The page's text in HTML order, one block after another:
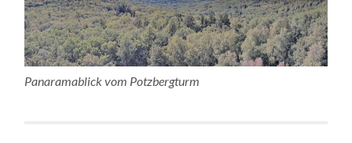
Panaramablick vom Potzbergturm